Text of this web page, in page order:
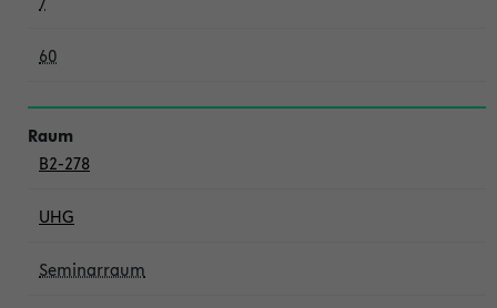
60
B2-278
UHG
Seminarraum